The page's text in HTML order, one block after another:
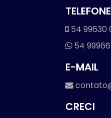
TELEFONE
54 99630
54
E-MAIL
CRECI